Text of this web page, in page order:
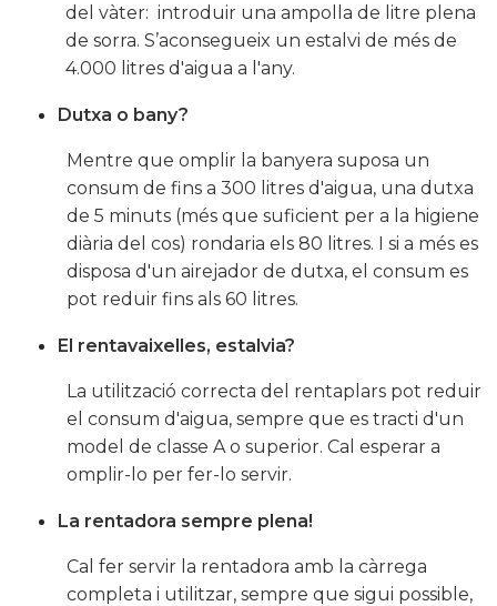
del vàter: introduir una ampolla de litre plena
de sorra. S’aconsegueix un estalvi de més de
4.000 litres d'aigua a l'any.
Dutxa o bany?
Mentre que omplir la banyera suposa un
consum de fins a 300 litres d'aigua, una dutxa
de 5 minuts (més que suficient per a la higiene
diària del cos) rondaria els 80 litres. I si a més es
disposa d'un airejador de dutxa, el consum es
pot reduir fins als 60 litres.
El rentavaixelles, estalvia?
La utilització correcta del rentaplars pot reduir
el consum d'aigua, sempre que es tracti d'un
model de classe A o superior. Cal esperar a
omplir-lo per fer-lo servir.
La rentadora sempre plena!
Cal fer servir la rentadora amb la càrrega
completa i utilitzar, sempre que sigui possible,